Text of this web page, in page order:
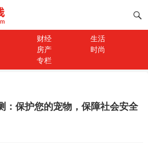
财经
生活
房产
时尚
专栏
：保护您的宠物，保障社会安全